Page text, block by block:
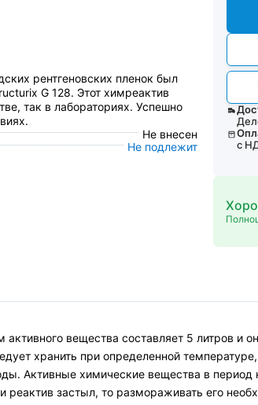
рентгеновских пленок был
G 128. Этот химреактив
так в лабораториях. Успешно
Не внесен
Не подлежит
с
вещества составляет 5 литров и
хранить при определенной
Активные химические вещества в
застыл, то размораживать его